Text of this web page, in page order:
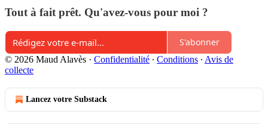
Tout à fait prêt. Qu'avez-vous pour moi ?
S'abonner
© 2026 Maud Alavès · Confidentialité ∙ Conditions ∙ Avis de
collecte
Lancez votre Substack